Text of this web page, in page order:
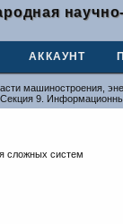
АККАУНТ
машиностроения,
Секция 9.
сложных систем